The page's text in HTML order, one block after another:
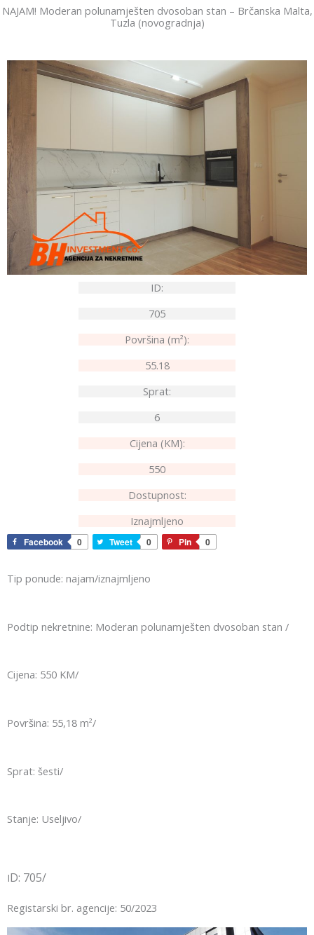
NAJAM! Moderan polunamješten dvosoban stan – Brčanska Malta,
Tuzla (novogradnja)
ID:
705
Površina (m²):
55.18
Sprat:
6
Cijena (KM):
550
Dostupnost:
Iznajmljeno
Facebook 0 Tweet 0 Pin 0
Tip ponude: najam/iznajmljeno
Podtip nekretnine: Moderan polunamješten dvosoban stan /
Cijena: 550 KM/
Površina: 55,18 m²/
Sprat: šesti/
Stanje: Useljivo/
ID: 705/
Registarski br. agencije: 50/2023